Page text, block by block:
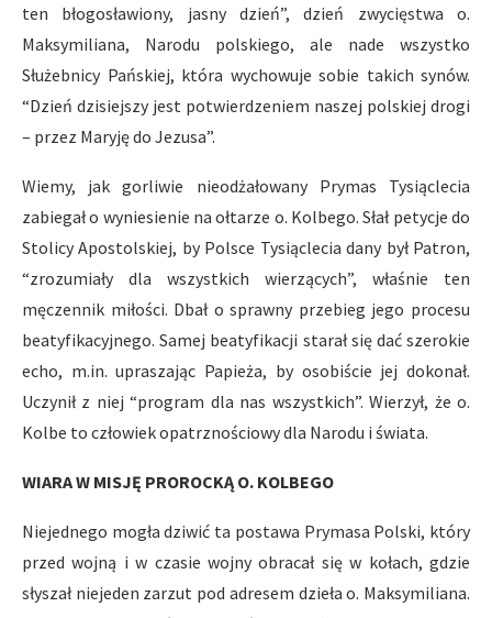
ten błogosławiony, jasny dzień”, dzień zwycięstwa o.
Maksymiliana, Narodu polskiego, ale nade wszystko
Służebnicy Pańskiej, która wychowuje sobie takich synów.
“Dzień dzisiejszy jest potwierdzeniem naszej polskiej drogi
– przez Maryję do Jezusa”.
Wiemy, jak gorliwie nieodżałowany Prymas Tysiąclecia
zabiegał o wyniesienie na ołtarze o. Kolbego. Słał petycje do
Stolicy Apostolskiej, by Polsce Tysiąclecia dany był Patron,
“zrozumiały dla wszystkich wierzących”, właśnie ten
męczennik miłości. Dbał o sprawny przebieg jego procesu
beatyfikacyjnego. Samej beatyfikacji starał się dać szerokie
echo, m.in. upraszając Papieża, by osobiście jej dokonał.
Uczynił z niej “program dla nas wszystkich”. Wierzył, że o.
Kolbe to człowiek opatrznościowy dla Narodu i świata.
WIARA W MISJĘ PROROCKĄ O. KOLBEGO
Niejednego mogła dziwić ta postawa Prymasa Polski, który
przed wojną i w czasie wojny obracał się w kołach, gdzie
słyszał niejeden zarzut pod adresem dzieła o. Maksymiliana.